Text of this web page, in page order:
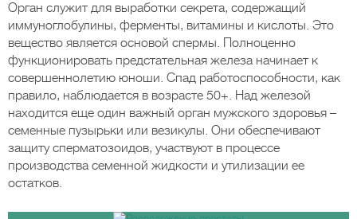
Орган служит для выработки секрета, содержащий
иммуноглобулины, ферменты, витамины и кислоты. Это
вещество является основой спермы. Полноценно
функционировать предстательная железа начинает к
совершеннолетию юноши. Спад работоспособности, как
правило, наблюдается в возрасте 50+. Над железой
находится еще один важный орган мужского здоровья –
семенные пузырьки или везикулы. Они обеспечивают
защиту сперматозоидов, участвуют в процессе
производства семенной жидкости и утилизации ее
остатков.